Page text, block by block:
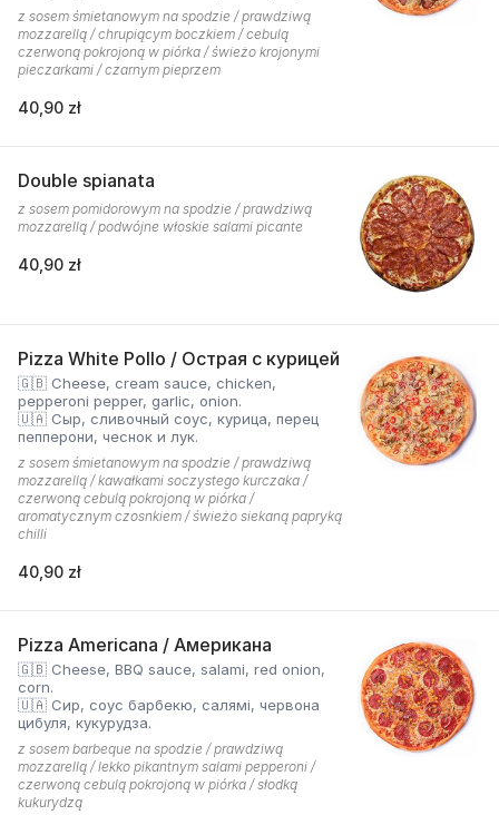
z sosem śmietanowym na spodzie / prawdziwą
mozzarellą / chrupiącym boczkiem / cebulą
czerwoną pokrojoną w piórka / świeżo krojonymi
pieczarkami / czarnym pieprzem
40,90 zł
Double spianata
z sosem pomidorowym na spodzie / prawdziwą
mozzarellą / podwójne włoskie salami picante
40,90 zł
Pizza White Pollo / Острая с курицей
🇬🇧 Cheese, cream sauce, chicken,
pepperoni pepper, garlic, onion.
🇺🇦 Сыр, сливочный соус, курица, перец
пепперони, чеснок и лук.
z sosem śmietanowym na spodzie / prawdziwą
mozzarellą / kawałkami soczystego kurczaka /
czerwoną cebulą pokrojoną w piórka /
aromatycznym czosnkiem / świeżo siekaną papryką
chilli
40,90 zł
Pizza Americana / Американа
🇬🇧 Cheese, BBQ sauce, salami, red onion,
corn.
🇺🇦 Сир, соус барбекю, салямі, червона
цибуля, кукурудза.
z sosem barbeque na spodzie / prawdziwą
mozzarellą / lekko pikantnym salami pepperoni /
czerwoną cebulą pokrojoną w piórka / słodką
kukurydzą